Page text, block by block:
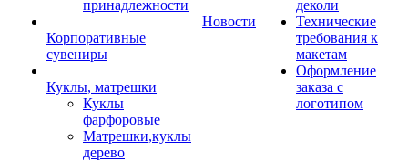
принадлежности
Корпоративные
сувениры
Куклы, матрешки
Куклы
фарфоровые
Матрешки,куклы
дерево
Новости
деколи
Технические
требования к
макетам
Оформление
заказа с
логотипом